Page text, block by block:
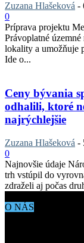
Zuzana Hlašeková -
0
Príprava projektu
Právoplatné
lokality a umožňuje
Ide o...
Ceny bývania
odhalili, ktoré
najrýchlejšie
Zuzana Hlašeková -
0
Najnovšie údaje
trh vstúpil do
zdraželi aj počas
O NÁS